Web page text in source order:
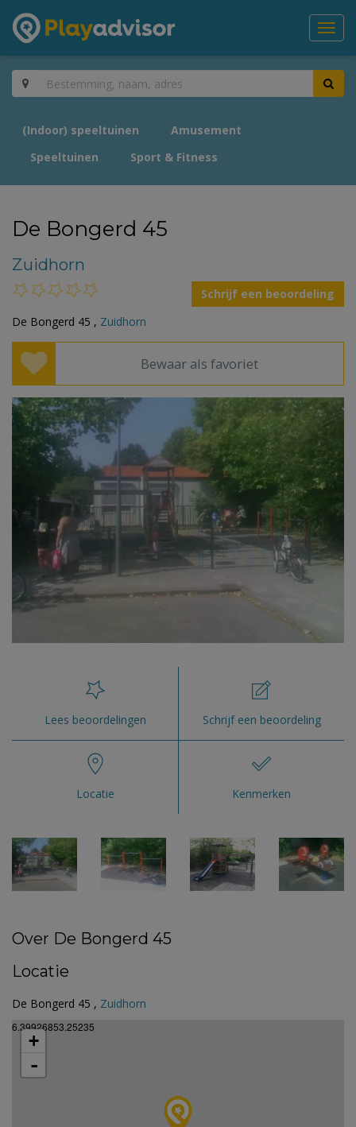
(Indoor) speeltuinen
Amusement
Speeltuinen
Sport & Fitness
De Bongerd 45
Zuidhorn
Schrijf een beoordeling
De Bongerd 45 , Zuidhorn
Bewaar als favoriet
Lees beoordelingen Schrijf een beoordeling
Locatie Kenmerken
Over De Bongerd 45
Locatie
De Bongerd 45 , Zuidhorn
6.39926853.25235
+
-